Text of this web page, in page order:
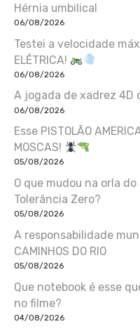
Hérnia umbilical
06/08/2026
Testei a velocidade
ELÉTRICA!
06/08/2026
A jogada de xadrez 4D
06/08/2026
Esse PISTOLÃO
MOSCAS!
05/08/2026
O que mudou na orla
Tolerância Zero?
05/08/2026
A responsabilidade
CAMINHOS DO RIO
05/08/2026
Que notebook é esse
no filme?
04/08/2026